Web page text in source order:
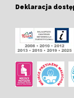
Deklaracja